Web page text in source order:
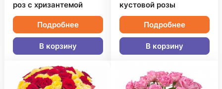
роз с хризантемой
Подробнее
В корзину
кустовой розы
Подробнее
В корзину